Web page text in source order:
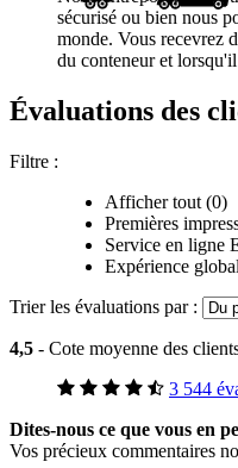
sécurisé ou bien nous
monde. Vous recevrez
du conteneur et
Évaluations des
Filtre :
Afficher tout (0)
Premières
Service en ligne
Expérience
Trier les évaluations par :
4,5 - Cote moyenne des
3 544
Dites-nous ce que vous en
Vos précieux commentaires